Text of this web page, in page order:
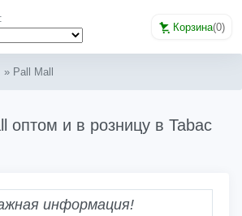
Корзина(0)
» Pall Mall
оптом и в розницу в Tabac
информация!